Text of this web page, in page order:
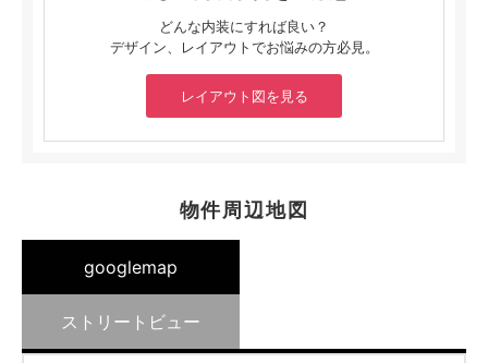
どんな内装にすれば良い？
デザイン、レイアウトでお悩みの方必見。
レイアウト図を見る
物件周辺地図
googlemap
ストリートビュー